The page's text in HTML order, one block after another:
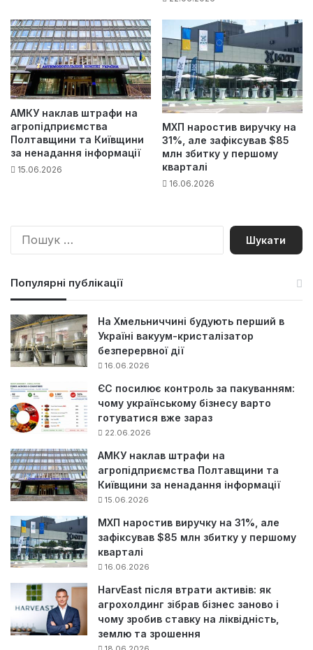
АМКУ наклав штрафи на
агропідприємства
Полтавщини та Київщини
за ненадання інформації
15.06.2026
МХП наростив виручку на
31%, але зафіксував $85
млн збитку у першому
кварталі
16.06.2026
П
Популярні публікації
На Хмельниччині будують перший в
Україні вакуум-кристалізатор
безперервної дії
16.06.2026
ЄС посилює контроль за пакуванням:
чому українському бізнесу варто
готуватися вже зараз
22.06.2026
АМКУ наклав штрафи на
агропідприємства Полтавщини та
Київщини за ненадання інформації
15.06.2026
МХП наростив виручку на 31%, але
зафіксував $85 млн збитку у першому
кварталі
16.06.2026
HarvEast після втрати активів: як
агрохолдинг зібрав бізнес заново і
чому зробив ставку на ліквідність,
землю та зрошення